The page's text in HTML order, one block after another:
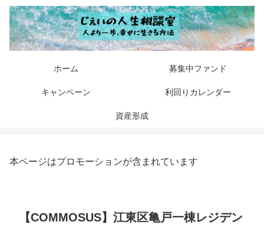
ホーム 募集中ファンド
キャンペーン 利回りカレンダー
資産形成
本ページはプロモーションが含まれています
【COMMOSUS】江東区亀戸一棟レジデン